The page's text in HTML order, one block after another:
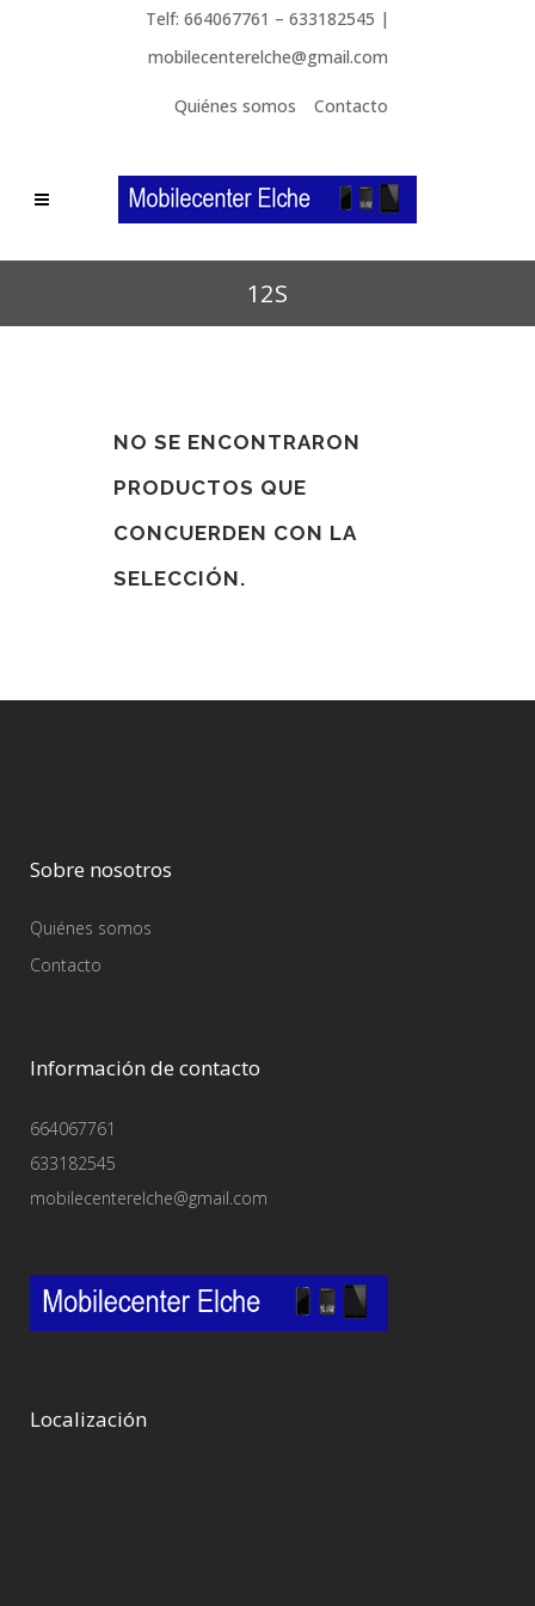
Telf: 664067761 – 633182545 |
mobilecenterelche@gmail.com
Quiénes somos Contacto
12S
NO SE ENCONTRARON
PRODUCTOS QUE
CONCUERDEN CON LA
SELECCIÓN.
Sobre nosotros
Quiénes somos
Contacto
Información de contacto
664067761
633182545
mobilecenterelche@gmail.com
Localización